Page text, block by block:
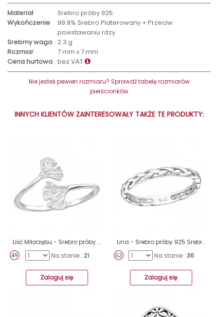
Materiał
Srebro próby 925
Wykończenie
99.9% Srebro Platerowany + Przeciw
powstawaniu rdzy
Srebrny waga 2.3 g
Rozmiar
7 mm x 7 mm
Cena hurtowa bez VAT
Nie jesteś pewien rozmiaru? Sprawdź tabelę rozmiarów
pierścionków
INNYCH KLIENTÓW ZAINTERESOWAŁY TAKŻE TE PRODUKTY:
Liść Miłorzębu - Srebro próby 925 Srebrne pierścionki A4S46235
Na stanie:: 21
Zaloguj się
Lina - Srebro próby 925 Srebrne pierścionki A4S3922
Na stanie:: 36
Zaloguj się